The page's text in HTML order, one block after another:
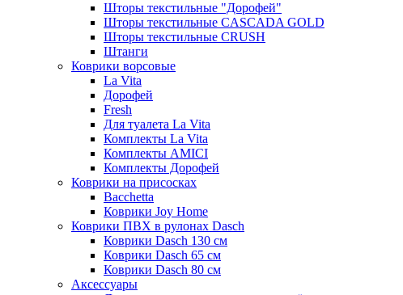
Шторы текстильные "Дорофей"
Шторы текстильные CASCADA GOLD
Шторы текстильные CRUSH
Штанги
Коврики ворсовые
La Vita
Дорофей
Fresh
Для туалета La Vita
Комплекты La Vita
Комплекты AMICI
Комплекты Дорофей
Коврики на присосках
Bacchetta
Коврики Joy Home
Коврики ПВХ в рулонах Dasch
Коврики Dasch 130 см
Коврики Dasch 65 см
Коврики Dasch 80 см
Аксессуары